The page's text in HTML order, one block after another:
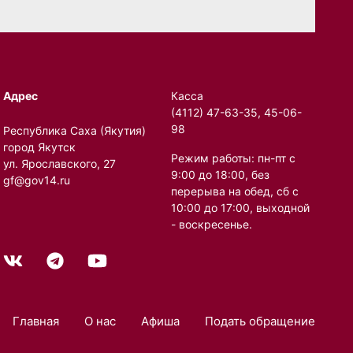
Адрес
Республика Саха (Якутия)
город Якутск
ул. Ярославского, 27
gf@gov14.ru
Касса
(4112) 47-63-35, 45-06-
98
Режим работы: пн-пт с
9:00 до 18:00, без
перерыва на обед, сб с
10:00 до 17:00, выходной
- воскресенье.
Главная О нас Афиша Подать обращение